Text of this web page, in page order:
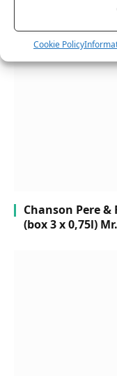
Cookie Policy
Bottiglia
Chanson Pere
(box 3 x 0,75l)